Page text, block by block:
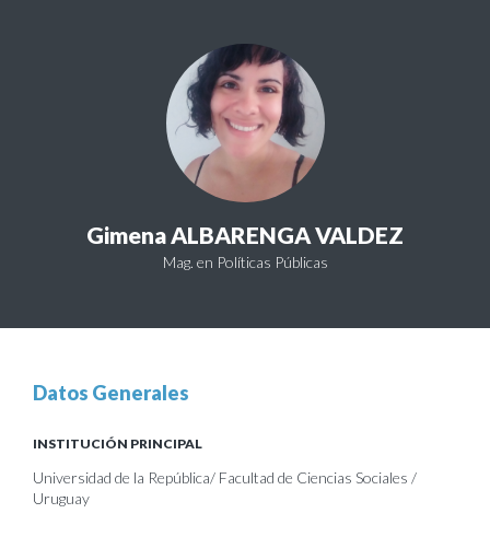
Gimena ALBARENGA VALDEZ
Mag. en Políticas Públicas
Datos Generales
INSTITUCIÓN PRINCIPAL
Universidad de la República/ Facultad de Ciencias Sociales /
Uruguay